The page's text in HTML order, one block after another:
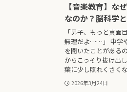
【音楽教育】な
なのか？脳科学
「男子、もっと真面
無理だよ……」 中学
を聞いたことがある
からこっそり抜け出
葉に少し照れくさく
2026年3月24日